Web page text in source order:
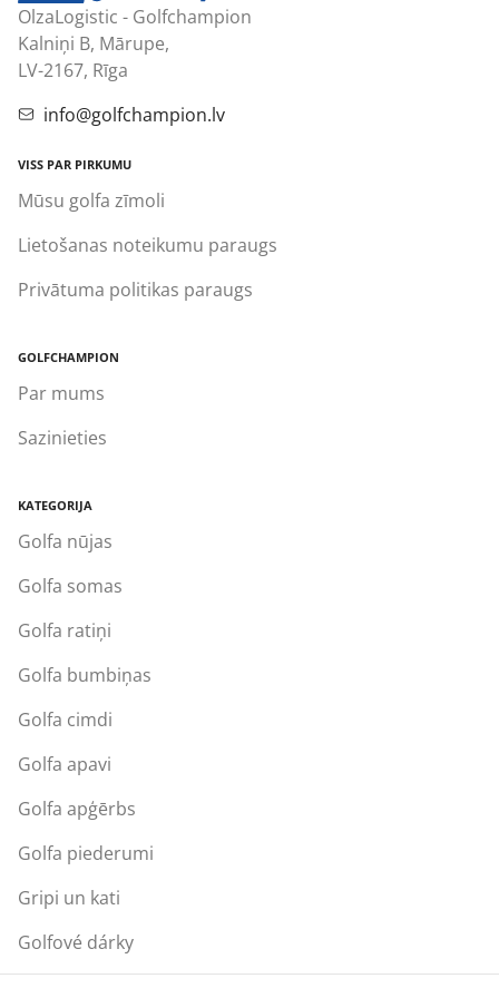
OlzaLogistic - Golfchampion
Kalniņi B, Mārupe,
LV-2167, Rīga
info@golfchampion.lv
VISS PAR PIRKUMU
Mūsu golfa zīmoli
Lietošanas noteikumu paraugs
Privātuma politikas paraugs
GOLFCHAMPION
Par mums
Sazinieties
KATEGORIJA
Golfa nūjas
Golfa somas
Golfa ratiņi
Golfa bumbiņas
Golfa cimdi
Golfa apavi
Golfa apģērbs
Golfa piederumi
Gripi un kati
Golfové dárky